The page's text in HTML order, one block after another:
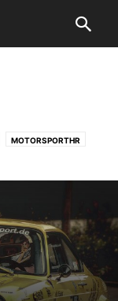
MOTORSPORTHR